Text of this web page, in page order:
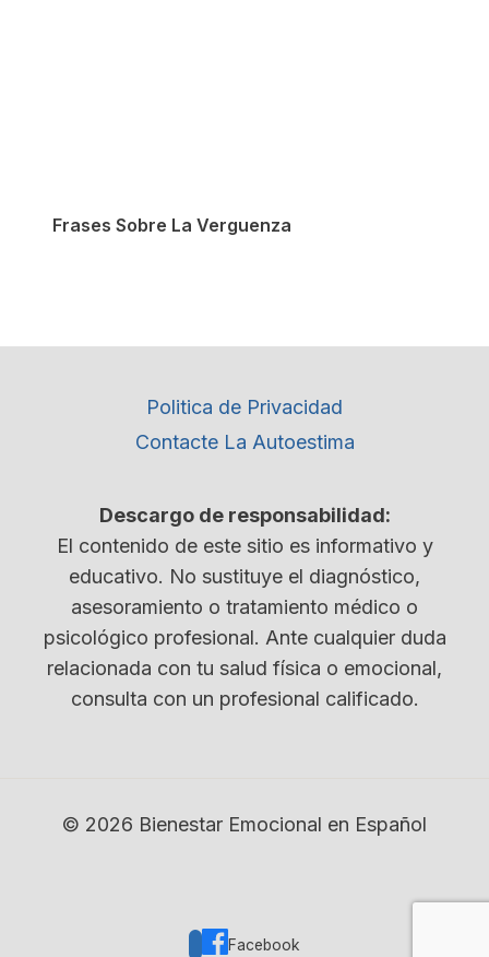
Frases Sobre La Verguenza
Politica de Privacidad
Contacte La Autoestima
Descargo de responsabilidad:
El contenido de este sitio es informativo y
educativo. No sustituye el diagnóstico,
asesoramiento o tratamiento médico o
psicológico profesional. Ante cualquier duda
relacionada con tu salud física o emocional,
consulta con un profesional calificado.
© 2026 Bienestar Emocional en Español
Facebook